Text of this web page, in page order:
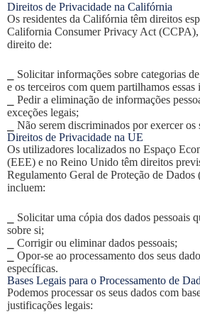
Direitos de Privacidade na Califórnia
Os residentes da Califórnia têm direitos
California Consumer Privacy Act
direito de:
⎯ Solicitar informações sobre categorias
e os terceiros com quem partilhamos essas
⎯ Pedir a eliminação de informações
exceções legais;
⎯ Não serem discriminados por exercer os
Direitos de Privacidade na UE
Os utilizadores localizados no Espaço
(EEE) e no Reino Unido têm direitos
Regulamento Geral de Proteção de Dados
incluem:
⎯ Solicitar uma cópia dos dados pessoais
sobre si;
⎯ Corrigir ou eliminar dados pessoais;
⎯ Opor-se ao processamento dos seus
específicas.
Bases Legais para o Processamento de
Podemos processar os seus dados com
justificações legais: